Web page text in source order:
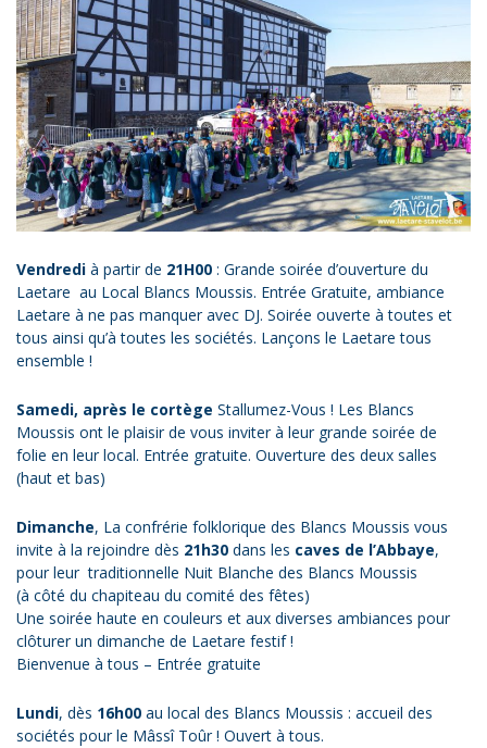
Vendredi à partir de 21H00 : Grande soirée d’ouverture du
Laetare au Local Blancs Moussis. Entrée Gratuite, ambiance
Laetare à ne pas manquer avec DJ. Soirée ouverte à toutes et
tous ainsi qu’à toutes les sociétés. Lançons le Laetare tous
ensemble !
Samedi, après le cortège Stallumez-Vous ! Les Blancs
Moussis ont le plaisir de vous inviter à leur grande soirée de
folie en leur local. Entrée gratuite. Ouverture des deux salles
(haut et bas)
Dimanche, La confrérie folklorique des Blancs Moussis vous
invite à la rejoindre dès 21h30 dans les caves de l’Abbaye,
pour leur traditionnelle Nuit Blanche des Blancs Moussis
(à côté du chapiteau du comité des fêtes)
Une soirée haute en couleurs et aux diverses ambiances pour
clôturer un dimanche de Laetare festif !
Bienvenue à tous – Entrée gratuite
Lundi, dès 16h00 au local des Blancs Moussis : accueil des
sociétés pour le Mâssî Toûr ! Ouvert à tous.